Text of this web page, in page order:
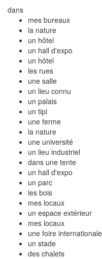
dans
mes bureaux
la nature
un hôtel
un hall d'expo
un hôtel
les rues
une salle
un lieu connu
un palais
un tipi
une ferme
la nature
une université
un lieu industriel
dans une tente
un hall d'expo
un parc
les bois
mes locaux
un espace extérieur
mes locaux
une foire internationale
un stade
des chalets